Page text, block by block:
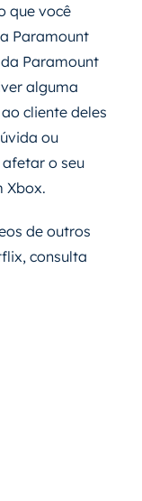
que você
Paramount
Paramount
alguma
cliente deles
ou
o seu
Xbox.
de outros
consulta